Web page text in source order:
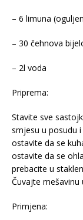
– 6 limuna
– 30 čehnova
– 2l voda
Priprema:
Stavite sve
smjesu u posudu
ostavite da se
ostavite da se
prebacite u
Čuvajte mešavinu
Primjena: